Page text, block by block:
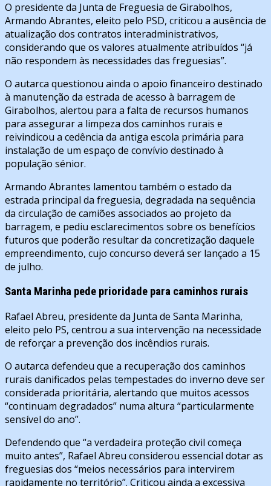
O presidente da Junta de Freguesia de Girabolhos,
Armando Abrantes, eleito pelo PSD, criticou a ausência de
atualização dos contratos interadministrativos,
considerando que os valores atualmente atribuídos “já
não respondem às necessidades das freguesias”.
O autarca questionou ainda o apoio financeiro destinado
à manutenção da estrada de acesso à barragem de
Girabolhos, alertou para a falta de recursos humanos
para assegurar a limpeza dos caminhos rurais e
reivindicou a cedência da antiga escola primária para
instalação de um espaço de convívio destinado à
população sénior.
Armando Abrantes lamentou também o estado da
estrada principal da freguesia, degradada na sequência
da circulação de camiões associados ao projeto da
barragem, e pediu esclarecimentos sobre os benefícios
futuros que poderão resultar da concretização daquele
empreendimento, cujo concurso deverá ser lançado a 15
de julho.
Santa Marinha pede prioridade para caminhos rurais
Rafael Abreu, presidente da Junta de Santa Marinha,
eleito pelo PS, centrou a sua intervenção na necessidade
de reforçar a prevenção dos incêndios rurais.
O autarca defendeu que a recuperação dos caminhos
rurais danificados pelas tempestades do inverno deve ser
considerada prioritária, alertando que muitos acessos
“continuam degradados” numa altura “particularmente
sensível do ano”.
Defendendo que “a verdadeira proteção civil começa
muito antes”, Rafael Abreu considerou essencial dotar as
freguesias dos “meios necessários para intervirem
rapidamente no território”. Criticou ainda a excessiva